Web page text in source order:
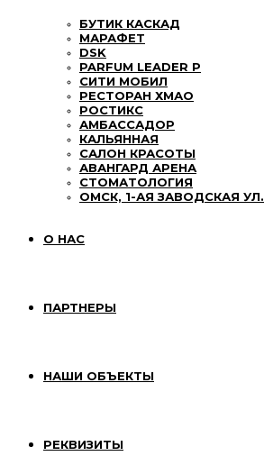
БУТИК КАСКАД
МАРАФЕТ
DSK
PARFUM LEADER P
СИТИ МОБИЛ
РЕСТОРАН ХМАО
РОСТИКС
АМБАССАДОР
КАЛЬЯННАЯ
САЛОН КРАСОТЫ
АВАНГАРД АРЕНА
СТОМАТОЛОГИЯ
ОМСК, 1-АЯ ЗАВОДСКАЯ УЛ.
О НАС
ПАРТНЕРЫ
НАШИ ОБЪЕКТЫ
РЕКВИЗИТЫ